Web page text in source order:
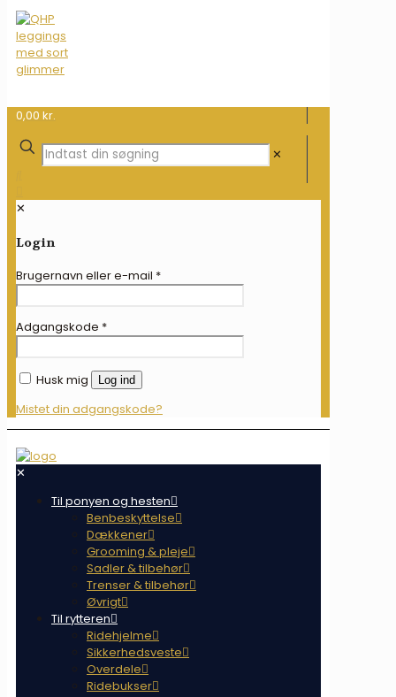
0,00 kr.
✕
✕
Login
Brugernavn eller e-mail *
Adgangskode *
Husk mig Log ind
Mistet din adgangskode?
✕
Til ponyen og hesten
Benbeskyttelse
Dækkener
Grooming & pleje
Sadler & tilbehør
Trenser & tilbehør
Øvrigt
Til rytteren
Ridehjelme
Sikkerhedsveste
Overdele
Ridebukser